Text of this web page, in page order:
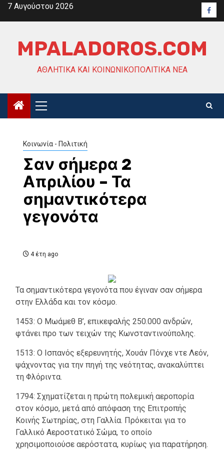
Skip7 Αυγούστου 2026
MPALADOROS.COM
ΑΘΛΗΤΙΚΆ ΚΑΙ ΚΟΙΝΩΝΙΚΟΠΟΛΙΤΙΚΆ ΝΈΑ
Primary
Menu
Κοινωνία - Πολιτική
Σαν σήμερα 2
Απριλίου – Τα
σημαντικότερα
γεγονότα
4 έτη ago
Τα σημαντικότερα γεγονότα που έγιναν σαν σήμερα
στην Ελλάδα και τον κόσμο.
1453: Ο Μωάμεθ Β’, επικεφαλής 250.000 ανδρών,
φτάνει προ των τειχών της Κωνσταντινούπολης.
1513: Ο Ισπανός εξερευνητής, Χουάν Πόνχε ντε Λεόν,
ψάχνοντας για την πηγή της νεότητας, ανακαλύπτει
τη Φλόριντα.
1794: Σχηματίζεται η πρώτη πολεμική αεροπορία
στον κόσμο, μετά από απόφαση της Επιτροπής
Κοινής Σωτηρίας, στη Γαλλία. Πρόκειται για το
Γαλλικό Αεροστατικό Σώμα, το οποίο
χρησιμοποιούσε αερόστατα, κυρίως για παρατήρηση.